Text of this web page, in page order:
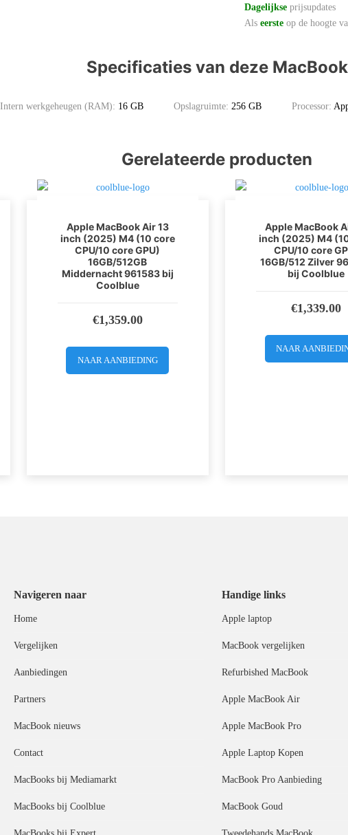
Dagelijkse prijsupdates
Als eerste op de hoogte
Specificaties van deze MacBook
Intern werkgeheugen (RAM): 16 GB Opslagruimte: 256 GB Processor:
Gerelateerde producten
Apple MacBook Air 13
inch (2025) M4 (10 core
CPU/10 core GPU)
16GB/512GB
Middernacht 961583 bij
Coolblue
€1,359.00
NAAR AANBIEDING
Apple MacBook
inch (2025) M4
CPU/10 core
16GB/512 Zilver
bij Coolblue
€1,339.00
NAAR
Navigeren naar
Home
Vergelijken
Aanbiedingen
Partners
MacBook nieuws
Contact
MacBooks bij Mediamarkt
MacBooks bij Coolblue
Handige links
Apple laptop
MacBook vergelijken
Refurbished MacBook
Apple MacBook Air
Apple MacBook Pro
Apple Laptop Kopen
MacBook Pro Aanbieding
MacBook Goud